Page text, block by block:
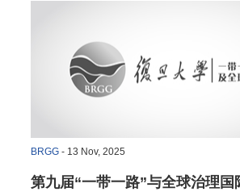
BRGG- 13 Nov, 2025
第九届“一带一路”与全球治理国